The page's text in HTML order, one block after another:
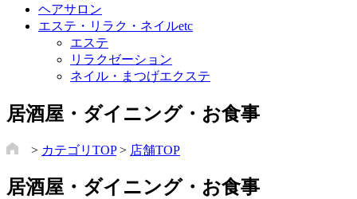
ヘアサロン
エステ・リラク・ネイルetc
エステ
リラクゼーション
ネイル・まつげエクステ
居酒屋・ダイニング・お食事
> カテゴリTOP> 店舗TOP
居酒屋・ダイニング・お食事